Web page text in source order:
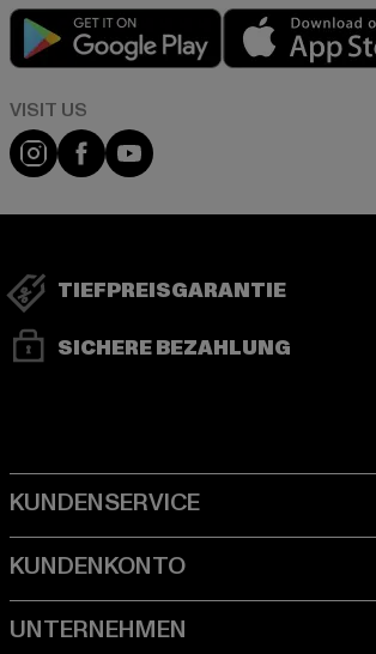
Play market
Visit our Instagram page:
Visit our Facebook page:
Visit our YouTube channel:
TIEFPREISGARANTIE
SICHERE BEZAHLUNG